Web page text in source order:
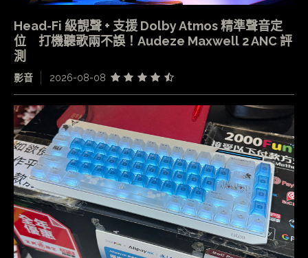
Head-Fi 級靚聲 + 支援 Dolby Atmos 精準聲音定
位 打機聽歌兩不誤！Audeze Maxwell 2 ANC 評
測
影音 2026-08-08